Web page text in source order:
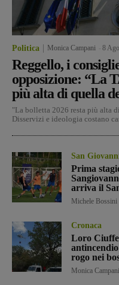
Politica Monica Campani 8
Reggello, i
opposizione: “La
più alta di quella
"La bolletta 2026 resta più alta
Disservizi e ideologia costano
San
Prima
arriva il
Michele Bossini
Cronaca
Loro
rogo nei
Monica Campani